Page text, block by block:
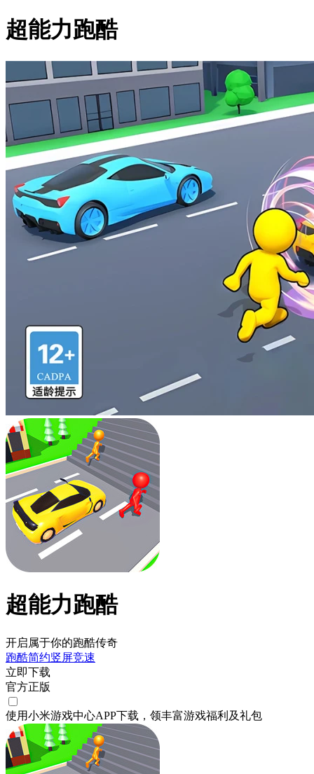
超能力跑酷
超能力跑酷
开启属于你的跑酷传奇
跑酷简约竖屏竞速
立即下载
官方正版
使用小米游戏中心APP下载 ，领丰富游戏福利 及礼包